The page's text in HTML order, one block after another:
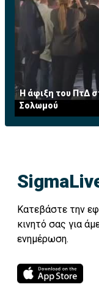
Η άφιξη του ΠτΔ
Σολωμού
Κατεβάστε την
κινητό σας για
ενημέρωση.